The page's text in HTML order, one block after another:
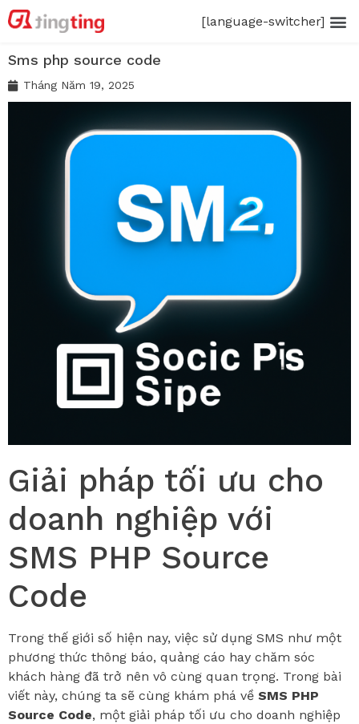
[language-switcher]
Sms php source code
Tháng Năm 19, 2025
Giải pháp tối ưu cho
doanh nghiệp với
SMS PHP Source
Code
Trong thế giới số hiện nay, việc sử dụng SMS như một
phương thức thông báo, quảng cáo hay chăm sóc
khách hàng đã trở nên vô cùng quan trọng. Trong bài
viết này, chúng ta sẽ cùng khám phá về SMS PHP
Source Code, một giải pháp tối ưu cho doanh nghiệp